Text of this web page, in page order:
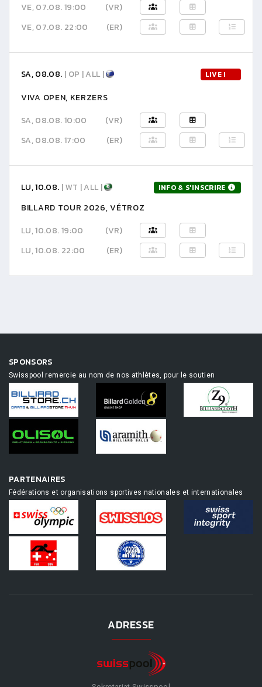
VE, 07.08. 19:00
(VR)
VE, 07.08. 22:00
(ER)
SA, 08.08. | OP | ALL | LIVE !
VIVA OPEN, KERZERS
SA, 08.08. 10:00
(VR)
SA, 08.08. 17:00
(ER)
LU, 10.08. | WT | ALL | INFO & S'INSCRIRE
BILLARD TOUR 2026, VÉTROZ
LU, 10.08. 19:00
(VR)
LU, 10.08. 22:00
(ER)
SPONSORS
Swisspool remercie au nom de nos athlètes, pour le soutien
PARTENAIRES
Fédérations et organisations sportives nationales et internationales
ADRESSE